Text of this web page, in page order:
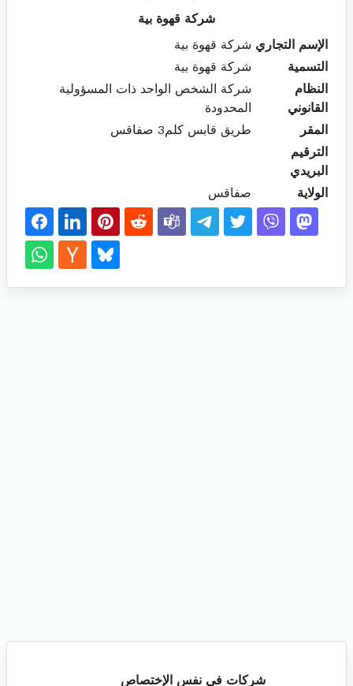
شركة قهوة بية
الإسم التجاري شركة قهوة بية
التسمية
شركة قهوة بية
النظام
القانوني
شركة الشخص الواحد ذات المسؤولية
المحدودة
المقر
طريق قابس كلم3 صفاقس
الترقيم
البريدي
الولاية
صفاقس
شركات في نفس الإختصاص